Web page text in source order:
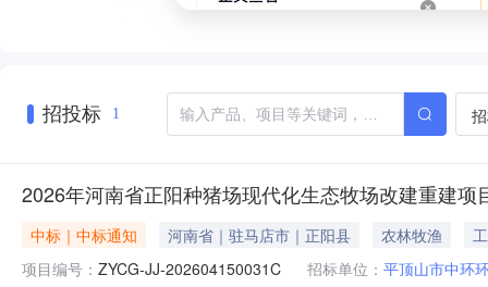
招投标 1
2026年河南省正阳种猪场现代化生态牧场改建重建项
中标｜中标通知 河南省｜驻马店市｜正阳县 农林牧渔
项目编号： ZYCG-JJ-202604150031C 招标单位： 平顶山市中环